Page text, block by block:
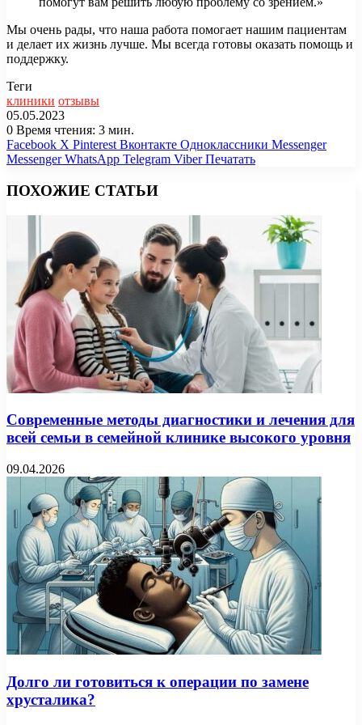
Мы очень рады, что наша работа помогает нашим пациентам
и делает их жизнь лучше. Мы всегда готовы оказать помощь и
поддержку.
Теги
клиники отзывы
05.05.2023
0 Время чтения: 3 мин.
Facebook X Pinterest Вконтакте Одноклассники Messenger
Messenger WhatsApp Telegram Viber Печатать
ПОХОЖИЕ СТАТЬИ
Современные методы диагностики и лечения для
всей семьи в семейной клинике высокого уровня
09.04.2026
Долго ли готовиться к операции по замене
хрусталика?